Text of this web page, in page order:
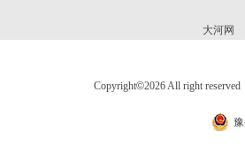
大河网
Copyright©2026 All right